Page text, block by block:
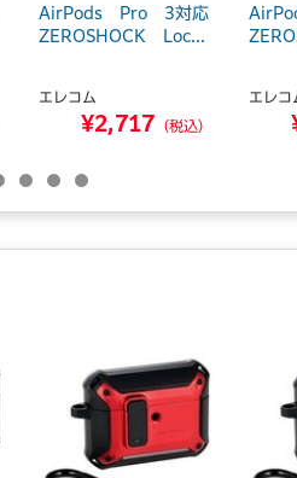
AirPods Pro 3対応
ZEROSHOCK Loc...
エレコム
¥2,717 （税込）
エレコ